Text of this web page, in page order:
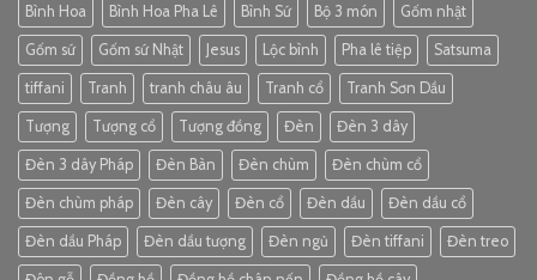
Bình Hoa Bình Hoa Pha Lê Bình Sứ Bộ 3 món Gốm nhật
Gốm sứ Gốm sứ Nhật Jesus Lộc bình Pha lê tiệp Satsuma
tiffani Tranh tranh châu âu Tranh cổ Tranh Sơn Dầu
Tượng Tượng cổ Tượng đồng Đèn Đèn 3 dây
Đèn 3 dây Pháp Đèn Bàn Đèn chùm Đèn chùm cổ
Đèn chùm pháp Đèn cây Đèn cổ Đèn dầu Đèn dầu cổ
Đèn dầu Pháp Đèn dầu tượng Đèn ngủ Đèn tiffani Đèn treo